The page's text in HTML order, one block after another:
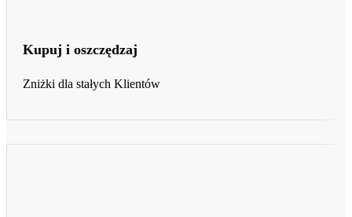
Kupuj i oszczędzaj
Zniżki dla stałych Klientów